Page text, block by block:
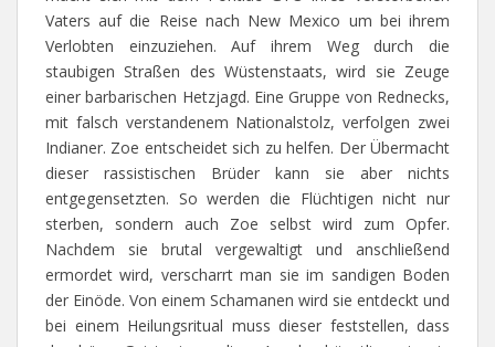
Vaters auf die Reise nach New Mexico um bei ihrem
Verlobten einzuziehen. Auf ihrem Weg durch die
staubigen Straßen des Wüstenstaats, wird sie Zeuge
einer barbarischen Hetzjagd. Eine Gruppe von Rednecks,
mit falsch verstandenem Nationalstolz, verfolgen zwei
Indianer. Zoe entscheidet sich zu helfen. Der Übermacht
dieser rassistischen Brüder kann sie aber nichts
entgegensetzten. So werden die Flüchtigen nicht nur
sterben, sondern auch Zoe selbst wird zum Opfer.
Nachdem sie brutal vergewaltigt und anschließend
ermordet wird, verscharrt man sie im sandigen Boden
der Einöde. Von einem Schamanen wird sie entdeckt und
bei einem Heilungsritual muss dieser feststellen, dass